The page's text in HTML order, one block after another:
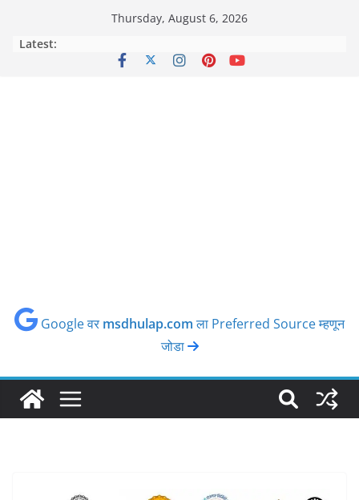
Thursday, August 6, 2026
Latest:
Google वर msdhulap.comला Preferred Source म्हणून
जोडा